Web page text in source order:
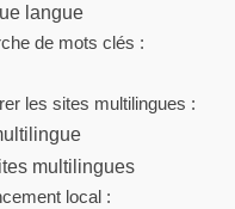
langue
de mots clés :
les sites multilingues :
multilingues
local :